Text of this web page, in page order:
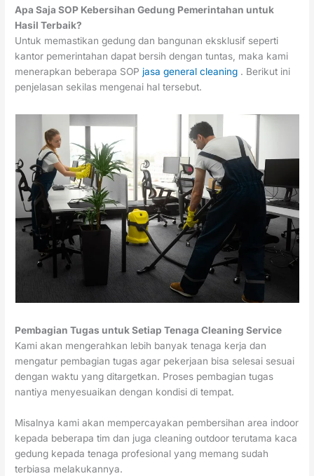
Apa Saja SOP Kebersihan Gedung Pemerintahan untuk
Hasil Terbaik?
Untuk memastikan gedung dan bangunan eksklusif seperti
kantor pemerintahan dapat bersih dengan tuntas, maka kami
menerapkan beberapa SOP jasa general cleaning . Berikut ini
penjelasan sekilas mengenai hal tersebut.
Pembagian Tugas untuk Setiap Tenaga Cleaning Service
Kami akan mengerahkan lebih banyak tenaga kerja dan
mengatur pembagian tugas agar pekerjaan bisa selesai sesuai
dengan waktu yang ditargetkan. Proses pembagian tugas
nantiya menyesuaikan dengan kondisi di tempat.
Misalnya kami akan mempercayakan pembersihan area indoor
kepada beberapa tim dan juga cleaning outdoor terutama kaca
gedung kepada tenaga profesional yang memang sudah
terbiasa melakukannya.